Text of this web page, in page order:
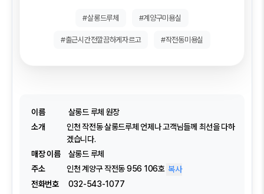
#살롱드루체 #계양구미용실
#출근시간전깔끔하게자르고 #작전동미용실
이름
살롱드 루체 원장
소개
인천 작전동 살롱드루체 언제나 고객님들께 최선을 다하
겠습니다.
매장 이름
살롱드 루체
주소
인천 계양구 작전동 956 106호 복사
전화번호
032-543-1077